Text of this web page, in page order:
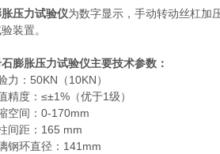
压力试验仪为数字显示，手动转动丝杠加
装置。
膨胀压力试验仪主要技术参数：
力：50KN（10KN）
精度：≤±1%（优于1级）
空间：0-170mm
间距：165 mm
钢环直径：141mm